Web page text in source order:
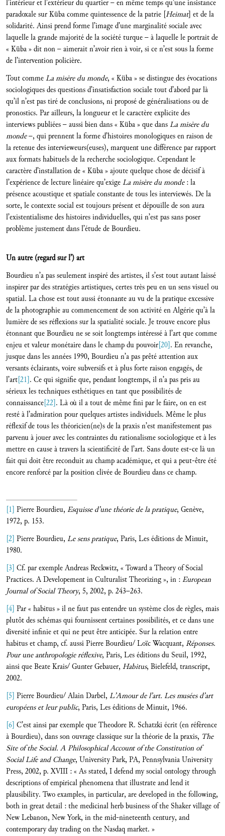
l’intérieur et l’extérieur du quartier – en même temps qu’une insistance
paradoxale sur Küba comme quintessence de la patrie [Heimat] et de la
solidarité. Ainsi prend forme l’image d’une marginalité sociale avec
laquelle la grande majorité de la société turque – à laquelle le portrait de
« Küba » dit non – aimerait n’avoir rien à voir, si ce n’est sous la forme
de l’intervention policière.
Tout commeLa misère du monde, « Küba » se distingue des évocations
sociologiques des questions d’insatisfaction sociale tout d’abord par là
qu’il n’est pas tiré de conclusions, ni proposé de généralisations ou de
pronostics. Par ailleurs, la longueur et le caractère explicite des
interviews publiées – aussi bien dans « Küba » que dansLa misère du
monde–, qui prennent la forme d’histoires monologiques en raison de
la retenue des intervieweurs(euses), marquent une différence par rapport
aux formats habituels de la recherche sociologique. Cependant le
caractère d’installation de « Küba » ajoute quelque chose de décisif à
l’expérience de lecture linéaire qu’exigeLa misère du monde: la
présence acoustique et spatiale constante de tous les interviewés. De la
sorte, le contexte social est toujours présent et dépouille de son aura
l’existentialisme des histoires individuelles, qui n’est pas sans poser
problème justement dans l’étude de Bourdieu.
Un autre (regard sur l’) art
Bourdieu n’a pas seulement inspiré des artistes, il s’est tout autant laissé
inspirer par des stratégies artistiques, certes très peu en un sens visuel ou
spatial. La chose est tout aussi étonnante au vu de la pratique excessive
de la photographie au commencement de son activité en Algérie qu’à la
lumière de ses réflexions sur la spatialité sociale. Je trouve encore plus
étonnant que Bourdieu ne se soit longtemps intéressé à l’art que comme
enjeu et valeur monétaire dans le champ du pouvoir[20]. En revanche,
jusque dans les années 1990, Bourdieu n’a pas prêté attention aux
versants éclairants, voire subversifs et à plus forte raison engagés, de
l’art[21]. Ce qui signifie que, pendant longtemps, il n’a pas pris au
sérieux les techniques esthétiques en tant que possibilités de
connaissance[22]. Là où il a tout de même fini par le faire, on en est
resté à l’admiration pour quelques artistes individuels. Même le plus
réflexif de tous les théoricien(ne)s de la praxis n’est manifestement pas
parvenu à jouer avec les contraintes du rationalisme sociologique et à les
mettre en cause à travers la scientificité de l’art. Sans doute est-ce là un
fait qui doit être reconduit au champ académique, et qui a peut-être été
encore renforcé par la position clivée de Bourdieu dans ce champ.
[1] Pierre Bourdieu, Esquisse d’une théorie de la pratique, Genève,
1972, p. 153.
[2] Pierre Bourdieu, Le sens pratique, Paris, Les éditions de Minuit,
1980.
[3] Cf. par exemple Andreas Reckwitz, « Toward a Theory of Social
Practices. A Developement in Culturalist Theorizing », in :European
Journal of Social Theory, 5, 2002, p. 243–263.
[4] Par « habitus » il ne faut pas entendre un système clos de règles, mais
plutôt des schémas qui fournissent certaines possibilités, et ce dans une
diversité infinie et qui ne peut être anticipée. Sur la relation entre
habitus et champ, cf. aussi Pierre Bourdieu/ Loïc Wacquant, Réponses.
Pour une anthropologie réflexive, Paris, Les éditions du Seuil, 1992,
ainsi que Beate Krais/ Gunter Gebauer, Habitus, Bielefeld, transcript,
2002.
[5] Pierre Bourdieu/ Alain Darbel, L’Amour de l’art. Les musées d’art
européens et leur public, Paris, Les éditions de Minuit, 1966.
[6] C’est ainsi par exemple que Theodore R. Schatzki écrit (en référence
à Bourdieu), dans son ouvrage classique sur la théorie de la praxis, The
Site of the Social. A Philosophical Account of the Constitution of
Social Life and Change, University Park, PA, Pennsylvania University
Press, 2002, p. XVIII : « As stated, I defend my social ontology through
descriptions of empirical phenomena that illustrate and lend it
plausibility. Two examples, in particular, are developed in the following,
both in great detail : the medicinal herb business of the Shaker village of
New Lebanon, New York, in the mid-nineteenth century, and
contemporary day trading on the Nasdaq market. »